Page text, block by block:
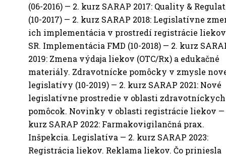
(06-2016) — 2. kurz SARAP 2017: Quality &
(10-2017) — 2. kurz SARAP 2018: Legislatívne
ich implementácia v prostredí registrácie
SR. Implementácia FMD (10-2018) — 2. kurz
2019: Zmena výdaja liekov (OTC/Rx) a edukačné
materiály. Zdravotnícke pomôcky v zmysle
legislatívy (10-2019) — 2. kurz SARAP 2021: Nové
legislatívne prostredie v oblasti zdravotníckych
pomôcok. Novinky v oblasti registrácie liekov —
kurz SARAP 2022: Farmakovigilančná prax.
Inšpekcia. Legislatíva — 2. kurz SARAP 2023:
Registrácia liekov. Reklama liekov. Čo priniesla